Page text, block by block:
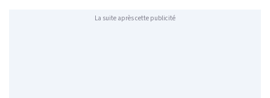
La suite après cette publicité